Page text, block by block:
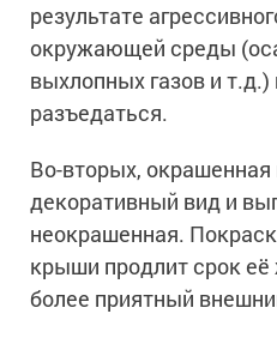
результате
окружающей среды
выхлопных газов и т.д.)
разъедаться.
Во-вторых,
декоративный вид и
неокрашенная.
крыши продлит срок её
более приятный